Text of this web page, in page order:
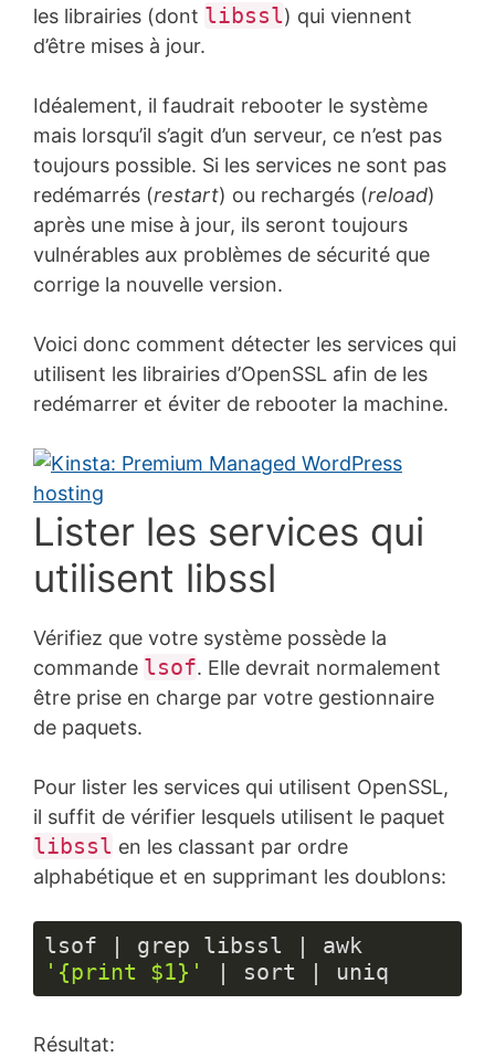
les librairies (dont libssl) qui viennent
d’être mises à jour.
Idéalement, il faudrait rebooter le système
mais lorsqu’il s’agit d’un serveur, ce n’est pas
toujours possible. Si les services ne sont pas
redémarrés (restart) ou rechargés (reload)
après une mise à jour, ils seront toujours
vulnérables aux problèmes de sécurité que
corrige la nouvelle version.
Voici donc comment détecter les services qui
utilisent les librairies d’OpenSSL afin de les
redémarrer et éviter de rebooter la machine.
Lister les services qui
utilisent libssl
Vérifiez que votre système possède la
commande lsof. Elle devrait normalement
être prise en charge par votre gestionnaire
de paquets.
Pour lister les services qui utilisent OpenSSL,
il suffit de vérifier lesquels utilisent le paquet
libssl en les classant par ordre
alphabétique et en supprimant les doublons:
'{print $1}'
| sort | uniq
code :
Résultat: